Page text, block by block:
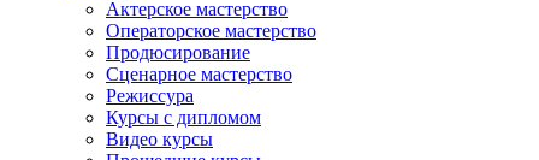
Актерское мастерство
Операторское мастерство
Продюсирование
Сценарное мастерство
Режиссура
Курсы с дипломом
Видео курсы